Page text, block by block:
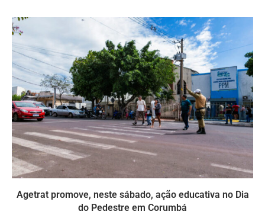
Agetrat promove, neste sábado, ação educativa no Dia
do Pedestre em Corumbá